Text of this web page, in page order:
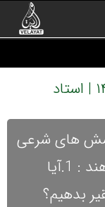
برنامه کامل | زمزم احکام | ۱۴۰۳.۱.۲۱ | استاد
های شرعی
از قبیل پرسش های زیر پاسخ میدهند : 1.آیا
بدهیم؟